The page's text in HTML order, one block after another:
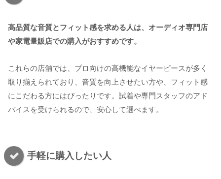
高品質な音質とフィット感を求める人は、オーディオ専門店
や家電量販店での購入がおすすめです。
これらの店舗では、プロ向けの高機能なイヤーピースが多く
取り揃えられており、音質を向上させたい方や、フィット感
にこだわる方にはぴったりです。試着や専門スタッフのアド
バイスを受けられるので、安心して選べます。
手軽に購入したい人